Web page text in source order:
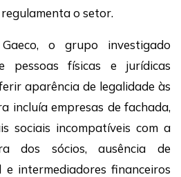
o setor.
o grupo investigado
pessoas físicas e jurídicas
aparência de legalidade às
incluía empresas de fachada,
sociais incompatíveis com a
dos sócios, ausência de
intermediadores financeiros